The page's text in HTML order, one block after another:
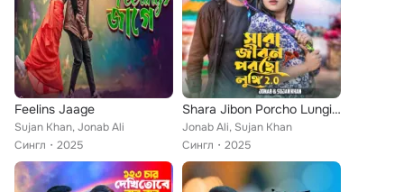
Feelins Jaage
Sujan Khan, Jonab Ali
Сингл
2025
Shara Jibon Porcho Lungi 2.0
Jonab Ali, Sujan Khan
Сингл
2025